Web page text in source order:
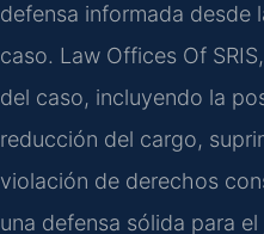
defensa informada desde
caso. Law Offices Of
del caso, incluyendo la
reducción del cargo,
violación de derechos
una defensa sólida para